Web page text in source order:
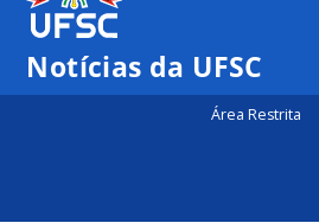
Notícias da UFSC
Área Restrita